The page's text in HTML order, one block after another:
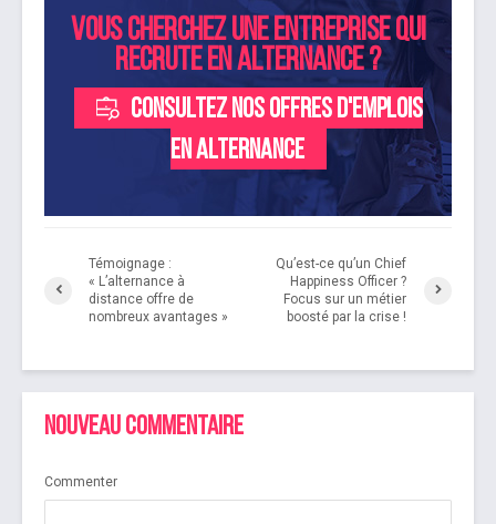
Vous cherchez une entreprise qui
recrute en alternance ?
Consultez nos offres d'emplois
en alternance
Témoignage :
« L’alternance à
distance offre de
nombreux avantages »
Qu’est-ce qu’un Chief
Happiness Officer ?
Focus sur un métier
boosté par la crise !
Nouveau commentaire
Commenter